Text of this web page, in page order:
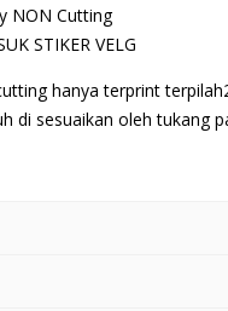
NON Cutting
STIKER VELG
hanya terprint
di sesuaikan oleh tukang